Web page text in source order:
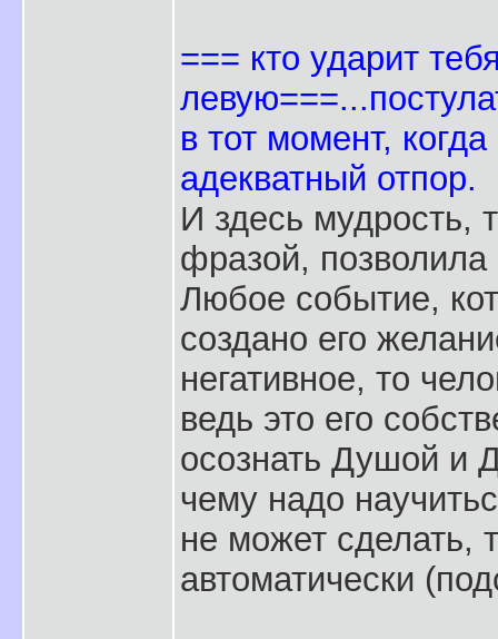
=== кто ударит
в тот момент,
адекватный отпор.
И здесь мудрость,
фразой,
Любое событие,
создано его
негативное, то
ведь это его
осознать Душой и
чему надо
не может сделать,
автоматически